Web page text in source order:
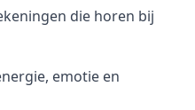
die horen bij
emotie en